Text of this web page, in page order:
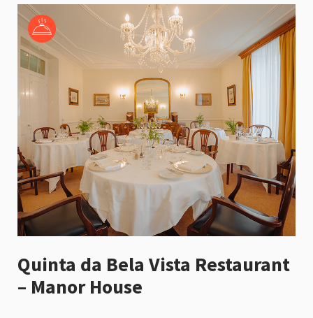
Quinta da Bela Vista Restaurant
– Manor House